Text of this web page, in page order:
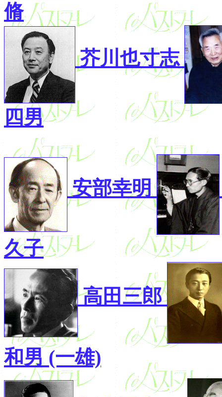
脩
芥川也寸志
四男
安部幸明
久子
高田三郎
和男 (一雄)